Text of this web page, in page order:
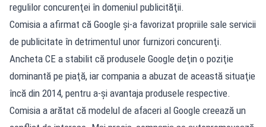
regulilor concurenţei în domeniul publicităţii.
Comisia a afirmat că Google şi-a favorizat propriile sale servicii
de publicitate în detrimentul unor furnizori concurenţi.
Ancheta CE a stabilit că produsele Google deţin o poziţie
dominantă pe piaţă, iar compania a abuzat de această situaţie
încă din 2014, pentru a-şi avantaja produsele respective.
Comisia a arătat că modelul de afaceri al Google creează un